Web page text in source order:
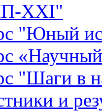
XXI"
"Юный
"Шаги в
и